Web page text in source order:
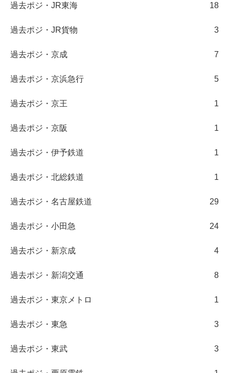
過去ポジ・JR東海 18
過去ポジ・JR貨物 3
過去ポジ・京成 7
過去ポジ・京浜急行 5
過去ポジ・京王 1
過去ポジ・京阪 1
過去ポジ・伊予鉄道 1
過去ポジ・北総鉄道 1
過去ポジ・名古屋鉄道 29
過去ポジ・小田急 24
過去ポジ・新京成 4
過去ポジ・新潟交通 8
過去ポジ・東京メトロ 1
過去ポジ・東急 3
過去ポジ・東武 3